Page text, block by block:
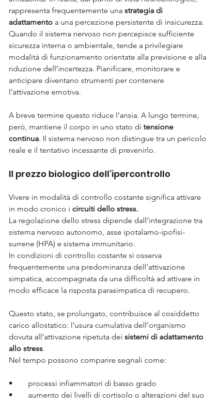
rappresenta frequentemente una strategia di
adattamento a una percezione persistente di insicurezza.
Quando il sistema nervoso non percepisce sufficiente
sicurezza interna o ambientale, tende a privilegiare
modalità di funzionamento orientate alla previsione e alla
riduzione dell’incertezza. Pianificare, monitorare e
anticipare diventano strumenti per contenere
l’attivazione emotiva.
A breve termine questo riduce l’ansia. A lungo termine,
però, mantiene il corpo in uno stato di tensione
continua. Il sistema nervoso non distingue tra un pericolo
reale e il tentativo incessante di prevenirlo.
Il prezzo biologico dell’ipercontrollo
Vivere in modalità di controllo costante significa attivare
in modo cronico i circuiti dello stress.
La regolazione dello stress dipende dall’integrazione tra
sistema nervoso autonomo, asse ipotalamo-ipofisi-
surrene (HPA) e sistema immunitario.
In condizioni di controllo costante si osserva
frequentemente una predominanza dell’attivazione
simpatica, accompagnata da una difficoltà ad attivare in
modo efficace la risposta parasimpatica di recupero.
Questo stato, se prolungato, contribuisce al cosiddetto
carico allostatico: l’usura cumulativa dell’organismo
dovuta all’attivazione ripetuta dei sistemi di adattamento
allo stress.
Nel tempo possono comparire segnali come:
•	processi infiammatori di basso grado
•	aumento dei livelli di cortisolo o alterazioni del suo